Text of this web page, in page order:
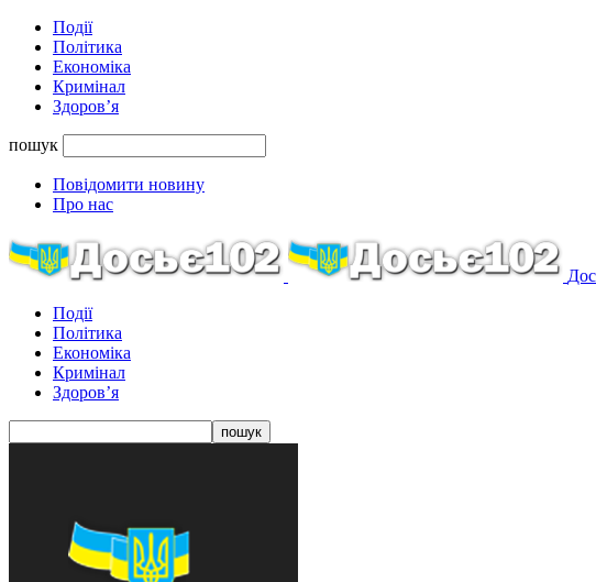
Події
Політика
Економіка
Кримінал
Здоров’я
пошук
Повідомити новину
Про нас
Події
Політика
Економіка
Кримінал
Здоров’я